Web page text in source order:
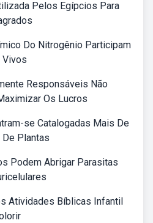
Pelos Egípcios Para
Do Nitrogênio Participam
Vivos
Responsáveis Não
Os Lucros
se Catalogadas Mais De
Plantas
Podem Abrigar Parasitas
Atividades Bíblicas Infantil